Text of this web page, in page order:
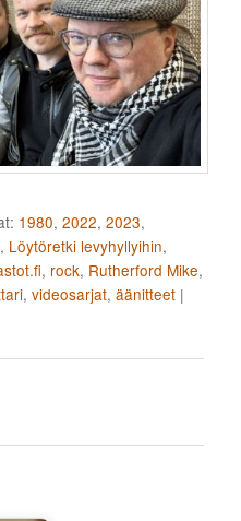
1980,2022,2023,
, Löytöretki levyhyllyihin,
, rock, Rutherford Mike,
,videosarjat,äänitteet |